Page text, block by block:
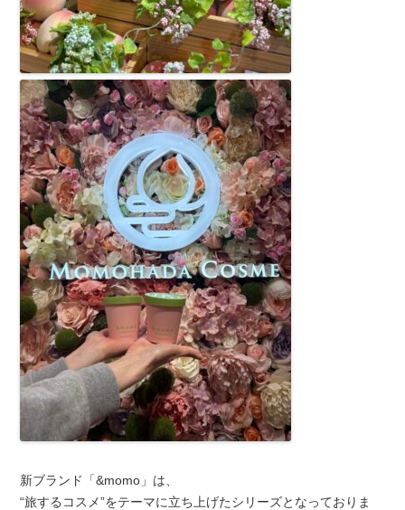
新ブランド 「&momo 」は、
“旅するコスメ”をテーマに立ち上げたシリーズとなっておりま